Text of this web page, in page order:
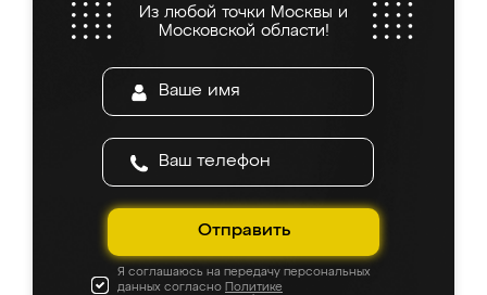
Из любой точки Москвы и
Московской области!
Отправить
Я соглашаюсь на передачу персональных
данных согласно Политике